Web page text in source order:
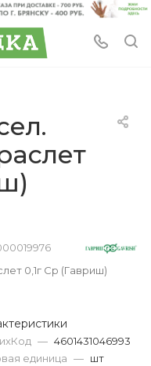
0,1г Ср (Гавриш)
— 4601431046993
единица — шт